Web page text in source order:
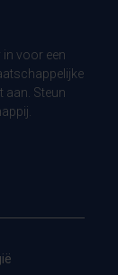
in voor een
aan. Steun